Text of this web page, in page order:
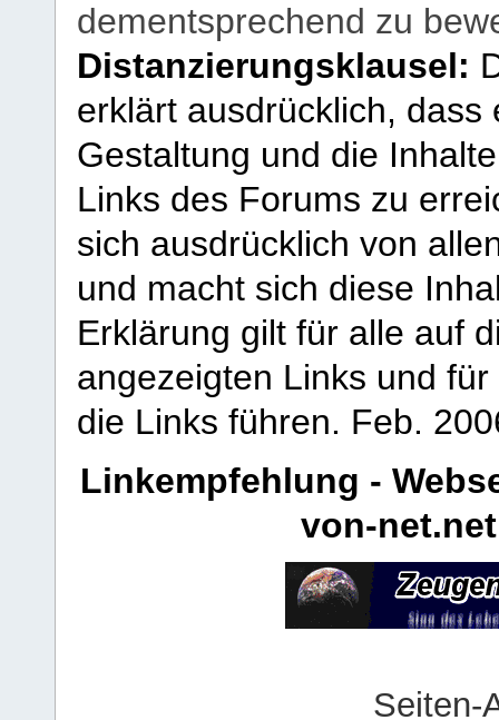
dementsprechend zu
Distanzierungsklausel:
erklärt ausdrücklich,
Gestaltung und die
Links des Forums zu
sich ausdrücklich von
und macht sich diese
Erklärung gilt für alle auf
angezeigten Links und
die Links führen. Feb.
Linkempfehlung -
von-net.net
Seiten-